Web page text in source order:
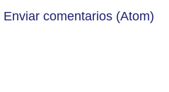
Enviar comentarios (Atom)